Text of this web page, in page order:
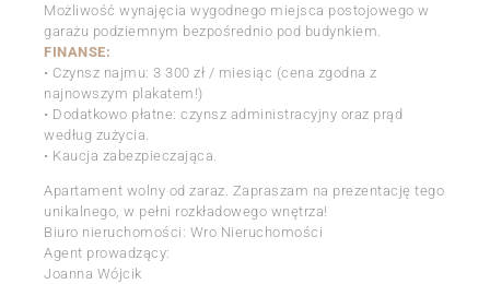
Możliwość wynajęcia wygodnego miejsca postojowego w
garażu podziemnym bezpośrednio pod budynkiem.
FINANSE:
• Czynsz najmu: 3 300 zł / miesiąc (cena zgodna z
najnowszym plakatem!)
• Dodatkowo płatne: czynsz administracyjny oraz prąd
według zużycia.
• Kaucja zabezpieczająca.
Apartament wolny od zaraz. Zapraszam na prezentację tego
unikalnego, w pełni rozkładowego wnętrza!
Biuro nieruchomości: Wro Nieruchomości
Agent prowadzący:
Joanna Wójcik